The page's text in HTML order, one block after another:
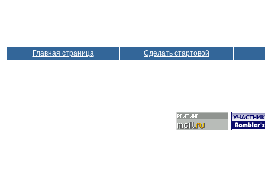
Главная страница Сделать стартовой